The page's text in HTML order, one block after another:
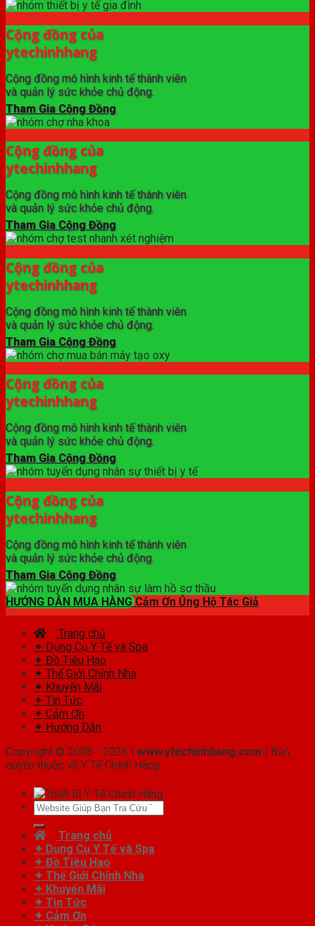
Cộng đồng của
ytechinhhang
Cộng đồng mô hình kinh tế thành viên
và quản lý sức khỏe chủ động.
Tham Gia Cộng Đồng
Cộng đồng của
ytechinhhang
Cộng đồng mô hình kinh tế thành viên
và quản lý sức khỏe chủ động.
Tham Gia Cộng Đồng
Cộng đồng của
ytechinhhang
Cộng đồng mô hình kinh tế thành viên
và quản lý sức khỏe chủ động.
Tham Gia Cộng Đồng
Cộng đồng của
ytechinhhang
Cộng đồng mô hình kinh tế thành viên
và quản lý sức khỏe chủ động.
Tham Gia Cộng Đồng
Cộng đồng của
ytechinhhang
Cộng đồng mô hình kinh tế thành viên
và quản lý sức khỏe chủ động.
Tham Gia Cộng Đồng
HƯỚNG DẪN MUA HÀNG Cảm Ơn Ủng Hộ Tác Giả
Trang chủ
✦ Dụng Cụ Y Tế và Spa
✦ Đồ Tiêu Hao
✦ Thế Giới Chỉnh Nha
✦ Khuyến Mãi
✦ Tin Tức
✦ Cảm Ơn
✦ Hướng Dẫn
Copyright © 2008 - 2026 | www.ytechinhhang.com | Bản
quyền thuộc về Y Tế Chính Hãng
Tìm
kiếm:
Trang chủ
✦ Dụng Cụ Y Tế và Spa
✦ Đồ Tiêu Hao
✦ Thế Giới Chỉnh Nha
✦ Khuyến Mãi
✦ Tin Tức
✦ Cảm Ơn